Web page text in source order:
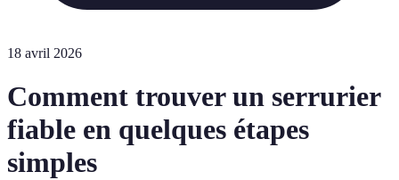
18 avril 2026
Comment trouver un serrurier
fiable en quelques étapes
simples